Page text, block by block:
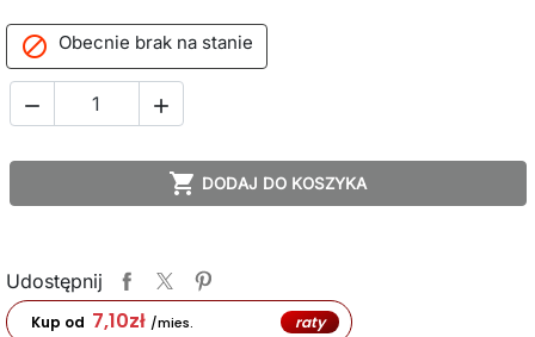
 Obecnie brak na stanie
 
 DODAJ DO KOSZYKA
Udostępnij
Kup od 7,10zł /mies. raty